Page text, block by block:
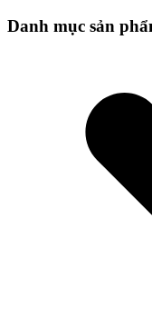
Danh mục sản